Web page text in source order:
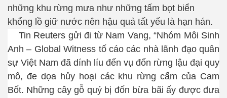
những khu rừng mưa như những tấm bọt biển
khổng lồ giữ nước nên hậu quả tất yếu là hạn hán.
Tin Reuters gửi đi từ Nam Vang,“Nhóm Môi Sinh
Anh – Global Witness tố cáo các nhà lãnh đạo quân
sự Việt Nam đã dính líu đến vụ đốn rừng lậu đại quy
mô, đe dọa hủy hoại các khu rừng cấm của Cam
Bốt. Những cây gỗ quý bị đốn bừa bãi ấy được đưa